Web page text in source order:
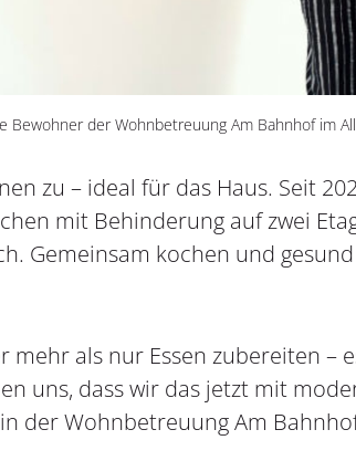
der Wohnbetreuung Am Bahnhof im
zu – ideal für das Haus. Seit
mit Behinderung auf zwei
Gemeinsam kochen und
als nur Essen zubereiten –
uns, dass wir das jetzt mit
der Wohnbetreuung Am